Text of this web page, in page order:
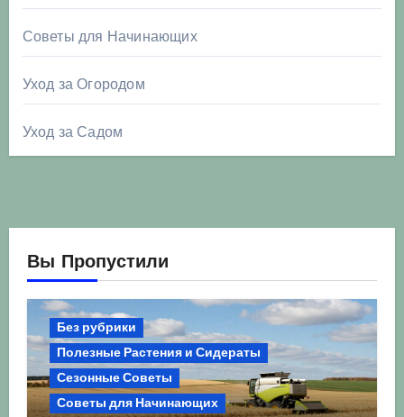
Советы для Начинающих
Уход за Огородом
Уход за Садом
Вы Пропустили
Без рубрики
Полезные Растения и Сидераты
Сезонные Советы
Советы для Начинающих